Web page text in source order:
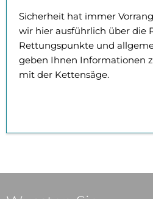
Sicherheit hat immer
wir hier ausführlich über die
Rettungspunkte und
geben Ihnen Informationen
mit der Kettensäge.